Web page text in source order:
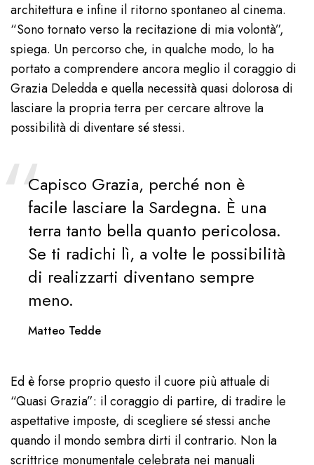
architettura e infine il ritorno spontaneo al cinema.
“Sono tornato verso la recitazione di mia volontà”,
spiega. Un percorso che, in qualche modo, lo ha
portato a comprendere ancora meglio il coraggio di
Grazia Deledda e quella necessità quasi dolorosa di
lasciare la propria terra per cercare altrove la
possibilità di diventare sé stessi.
Capisco Grazia, perché non è
facile lasciare la Sardegna. È una
terra tanto bella quanto pericolosa.
Se ti radichi lì, a volte le possibilità
di realizzarti diventano sempre
meno.
Matteo Tedde
Ed è forse proprio questo il cuore più attuale di
“Quasi Grazia”: il coraggio di partire, di tradire le
aspettative imposte, di scegliere sé stessi anche
quando il mondo sembra dirti il contrario. Non la
scrittrice monumentale celebrata nei manuali